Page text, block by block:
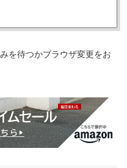
を待つかブラウザ変更をお